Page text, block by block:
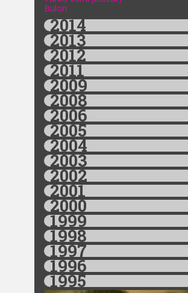
Bulon
2014
2013
2012
2011
2009
2008
2006
2005
2004
2003
2002
2001
2000
1999
1998
1997
1996
1995